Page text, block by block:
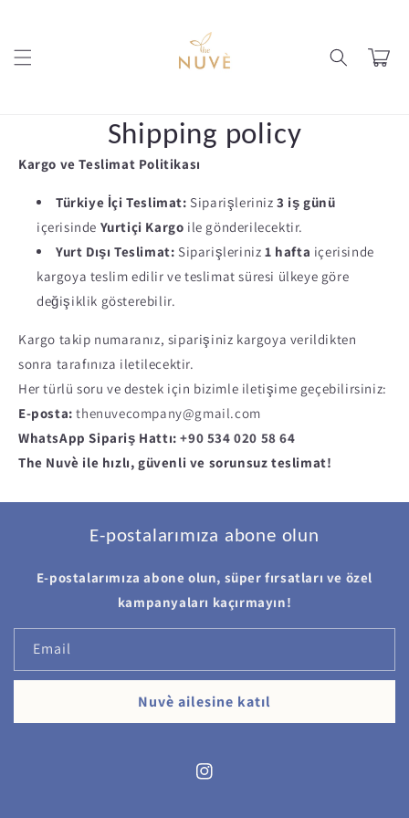
Cart
Shipping policy
Kargo ve Teslimat Politikası
Türkiye İçi Teslimat: Siparişleriniz3 iş günü
içerisinde Yurtiçi Kargo ile gönderilecektir.
Yurt Dışı Teslimat: Siparişleriniz1 hafta içerisinde
kargoya teslim edilir ve teslimat süresi ülkeye göre
değişiklik gösterebilir.
Kargo takip numaranız, siparişiniz kargoya verildikten
sonra tarafınıza iletilecektir.
Her türlü soru ve destek için bizimle iletişime geçebilirsiniz:
E-posta: thenuvecompany@gmail.com
WhatsApp Sipariş Hattı: +90 534 020 58 64
The Nuvè ile hızlı, güvenli ve sorunsuz teslimat!
E-postalarımıza abone olun
E-postalarımıza abone olun, süper fırsatları ve özel
kampanyaları kaçırmayın!
Email
Nuvè ailesine katıl
Instagram